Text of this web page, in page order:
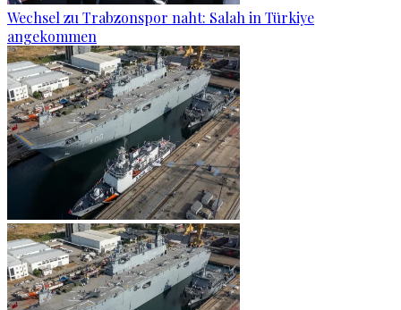
Wechsel zu Trabzonspor naht: Salah in Türkiye
angekommen